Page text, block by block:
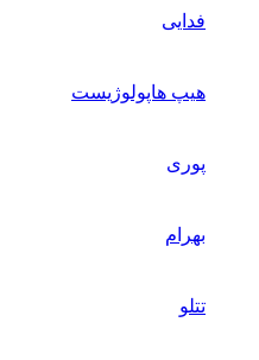
فدایی
هیپ هاپولوژیست
پوری
بهرام
تتلو